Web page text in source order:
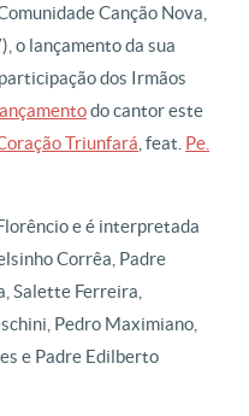
Canção Nova,
o lançamento da sua
participação dos Irmãos
do cantor este
Triunfará , feat. Pe.
e é interpretada
Corrêa, Padre
Salette Ferreira,
Pedro Maximiano,
e Padre Edilberto